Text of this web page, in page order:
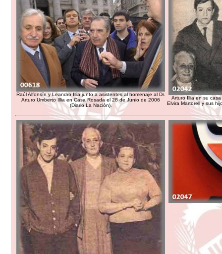
Raúl Alfonsín y Leandro Illia junto a asistentes al homenaje al Dr.
Arturo Umberto Illia en Casa Rosada el 28 de Junio de 2006
(Diario La Nación).
Arturo Illia en su
Elvira Martorell y sus